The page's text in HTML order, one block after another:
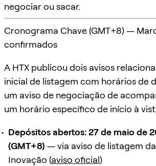
negociar ou sacar.
Cronograma Chave (GMT+8) —
confirmados
A HTX publicou dois avisos
inicial de listagem com horários de
um aviso de negociação de
um horário específico de início à
Depósitos abertos:27 de maio de
(GMT+8) — via aviso de listagem
Inovação (aviso oficial)